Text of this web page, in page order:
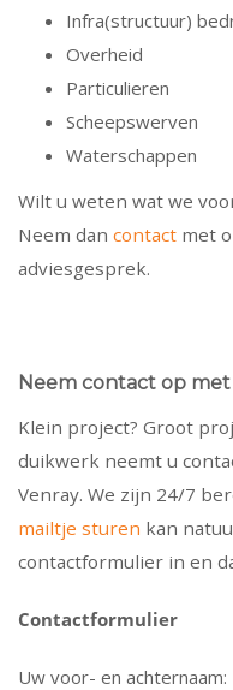
Infra(structuur)
Overheid
Particulieren
Scheepswerven
Waterschappen
Wilt u weten wat we
Neem dan contact met
adviesgesprek.
Neem contact op
Klein project? Groot
duikwerk neemt u
Venray. We zijn 24/7
mailtje sturen kan
contactformulier in en
Contactformulier
Uw voor- en achternaam: